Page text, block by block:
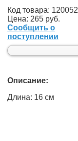
Код товара: 120052
Цена: 265 руб.
Сообщить о
поступлении
Описание:
Длина: 16 см